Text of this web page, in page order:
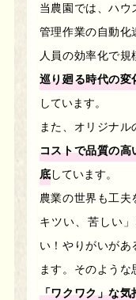
当農園では、ハウ
管理作業の自動化
人員の効率化で規
巡り廻る時代の変
しています。
また、オリジナ
コストで品質の高
底しています。
農業の世界も工夫
キツい、苦しい
い！やりがいがあ
ます。そのよう
「ワクワク」な気